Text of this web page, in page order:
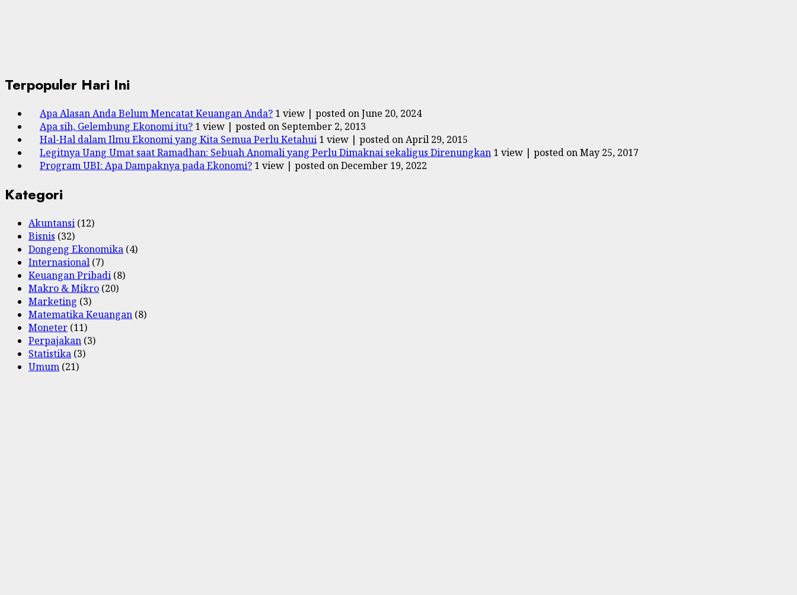
Terpopuler Hari Ini
Apa Alasan Anda Belum Mencatat Keuangan Anda? 1 view | posted on June 20, 2024
Apa sih, Gelembung Ekonomi itu? 1 view | posted on September 2, 2013
Hal-Hal dalam Ilmu Ekonomi yang Kita Semua Perlu Ketahui 1 view | posted on April 29, 2015
Legitnya Uang Umat saat Ramadhan: Sebuah Anomali yang Perlu Dimaknai sekaligus Direnungkan 1 view | posted on May 25, 2017
Program UBI: Apa Dampaknya pada Ekonomi? 1 view | posted on December 19, 2022
Kategori
Akuntansi (12)
Bisnis (32)
Dongeng Ekonomika (4)
Internasional (7)
Keuangan Pribadi (8)
Makro & Mikro (20)
Marketing (3)
Matematika Keuangan (8)
Moneter (11)
Perpajakan (3)
Statistika (3)
Umum (21)